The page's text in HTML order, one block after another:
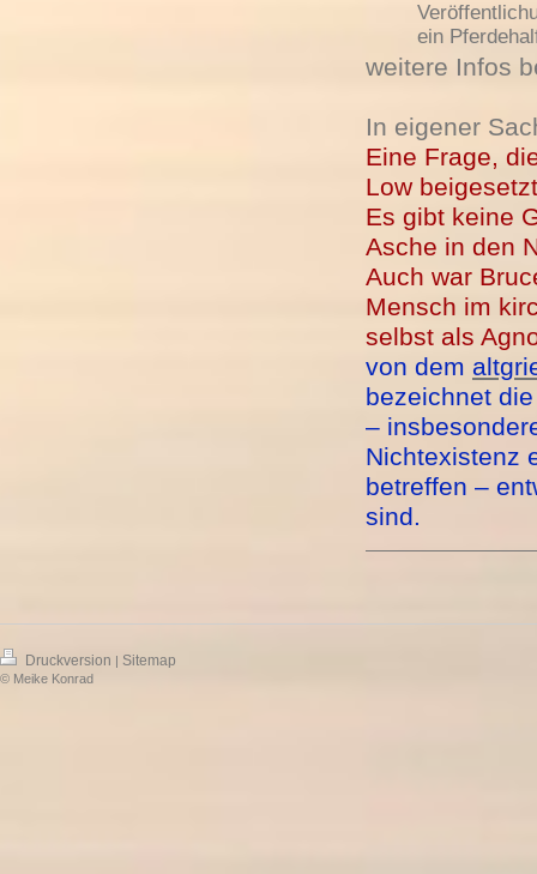
ein
weitere Infos
In eigener
Eine Frage,
Low
Es gibt keine
Asche in den
Auch war
Mensch im
selbst als
von dem
bezeichnet
–
Nichtexistenz
betreffen –
sind.
Druckversion | Sitemap
© Meike Konrad